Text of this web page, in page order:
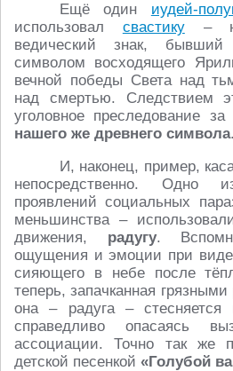
Ещё один иудей-
использовал свастику– не
ведический знак,
символом восходящего
вечной победы Света над
над смертью. Следствием
уголовное преследование
нашего же древнего символа.
И, наконец, пример,
непосредственно. Одно
проявлений социальных
меньшинства –
движения, радугу.
ощущения и эмоции при виде
сияющего в небе после
теперь, запачканная
она – радуга – стесняется
справедливо опасаясь
ассоциации. Точно так же
детской песенкой «Голубой